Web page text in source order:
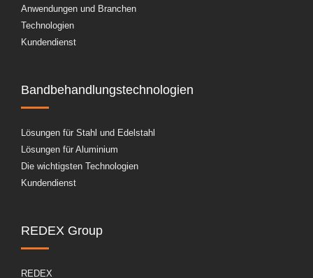
Anwendungen und Branchen
Technologien
Kundendienst
Bandbehandlungstechnologien
Lösungen für Stahl und Edelstahl
Lösungen für Aluminium
Die wichtigsten Technologien
Kundendienst
REDEX Group
REDEX